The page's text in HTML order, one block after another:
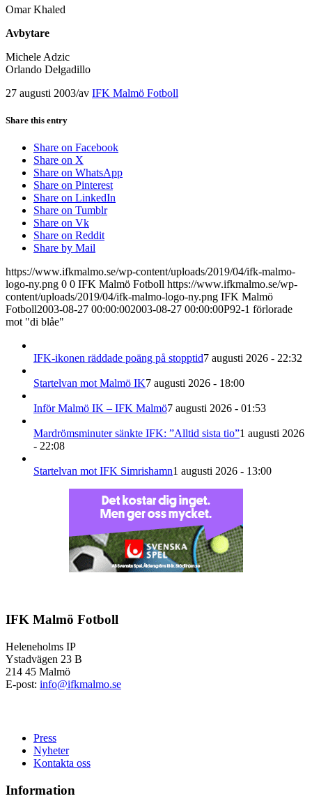
Omar Khaled
Avbytare
Michele Adzic
Orlando Delgadillo
27 augusti 2003/av IFK Malmö Fotboll
Share this entry
Share on Facebook
Share on X
Share on WhatsApp
Share on Pinterest
Share on LinkedIn
Share on Tumblr
Share on Vk
Share on Reddit
Share by Mail
https://www.ifkmalmo.se/wp-content/uploads/2019/04/ifk-malmo-
logo-ny.png 0 0 IFK Malmö Fotboll https://www.ifkmalmo.se/wp-
content/uploads/2019/04/ifk-malmo-logo-ny.png IFK Malmö
Fotboll2003-08-27 00:00:002003-08-27 00:00:00P92-1 förlorade
mot "di blåe"
IFK-ikonen räddade poäng på stopptid7 augusti 2026 - 22:32
Startelvan mot Malmö IK7 augusti 2026 - 18:00
Inför Malmö IK – IFK Malmö7 augusti 2026 - 01:53
Mardrömsminuter sänkte IFK: ”Alltid sista tio”1 augusti 2026
- 22:08
Startelvan mot IFK Simrishamn1 augusti 2026 - 13:00
IFK Malmö Fotboll
Heleneholms IP
Ystadvägen 23 B
214 45 Malmö
E-post: info@ifkmalmo.se
Press
Nyheter
Kontakta oss
Information